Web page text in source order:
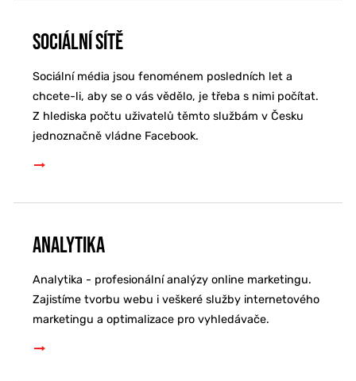
Sociální sítě
Sociální média jsou fenoménem posledních let a
chcete-li, aby se o vás vědělo, je třeba s nimi počítat.
Z hlediska počtu uživatelů těmto službám v Česku
jednoznačně vládne Facebook.
Analytika
Analytika - profesionální analýzy online marketingu.
Zajistíme tvorbu webu i veškeré služby internetového
marketingu a optimalizace pro vyhledávače.